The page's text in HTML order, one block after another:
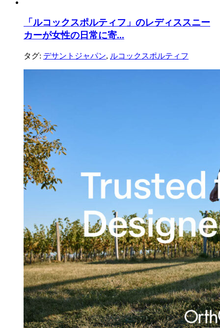
「ルコックスポルティフ」のレディススニー
カーが女性の日常に寄...
タグ: デサントジャパン, ルコックスポルティフ